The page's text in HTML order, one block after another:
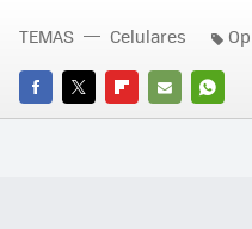
FACEBOOK
TWITTERFLIPBOARD
E-
TEMAS Celulares